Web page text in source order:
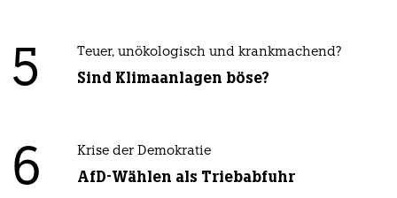
5 Teuer, unökologisch und krankmachend?
Sind Klimaanlagen böse?
6 Krise der Demokratie
AfD-Wählen als Triebabfuhr